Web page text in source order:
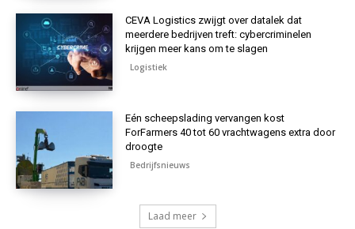
CEVA Logistics zwijgt over datalek dat
meerdere bedrijven treft: cybercriminelen
krijgen meer kans om te slagen
Logistiek
Eén scheepslading vervangen kost
ForFarmers 40 tot 60 vrachtwagens extra door
droogte
Bedrijfsnieuws
Laad meer